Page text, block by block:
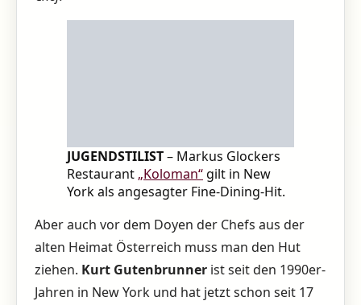
JUGENDSTILIST– Markus Glockers
Restaurant „Koloman“ gilt in New
York als angesagter Fine-Dining-Hit.
Aber auch vor dem Doyen der Chefs aus der
alten Heimat Österreich muss man den Hut
ziehen. Kurt Gutenbrunner ist seit den 1990er-
Jahren in New York und hat jetzt schon seit 17